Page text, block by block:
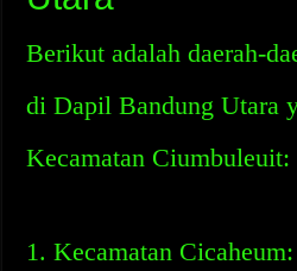
Berikut adalah daerah-
di Dapil Bandung Utara
Kecamatan Ciumbuleuit:
1. Kecamatan